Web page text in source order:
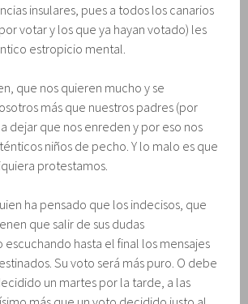
insulares, pues a todos los canarios
votar y los que ya hayan votado) les
estropicio mental.
que nos quieren mucho y se
más que nuestros padres (por
dejar que nos enreden y por eso nos
niños de pecho. Y lo malo es que
protestamos.
ha pensado que los indecisos, que
que salir de sus dudas
hasta el final los mensajes
Su voto será más puro. O debe
un martes por la tarde, a las